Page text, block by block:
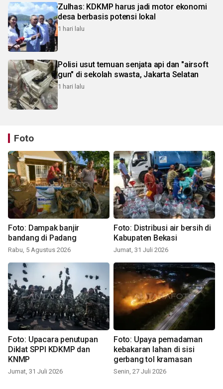
Zulhas: KDKMP harus jadi motor ekonomi
desa berbasis potensi lokal
1 hari lalu
Polisi usut temuan senjata api dan "airsoft
gun" di sekolah swasta, Jakarta Selatan
1 hari lalu
Foto
Foto: Dampak banjir
bandang di Padang
Rabu, 5 Agustus 2026
Foto: Distribusi air bersih di
Kabupaten Bekasi
Jumat, 31 Juli 2026
Foto: Upacara penutupan
Diklat SPPI KDKMP dan
KNMP
Jumat, 31 Juli 2026
Foto: Upaya pemadaman
kebakaran lahan di sisi
gerbang tol kramasan
Senin, 27 Juli 2026